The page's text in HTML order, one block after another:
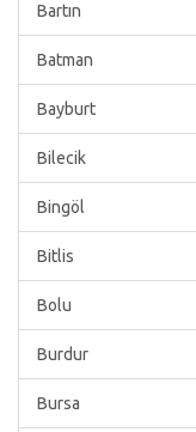
Bartın
Batman
Bayburt
Bilecik
Bingöl
Bitlis
Bolu
Burdur
Bursa